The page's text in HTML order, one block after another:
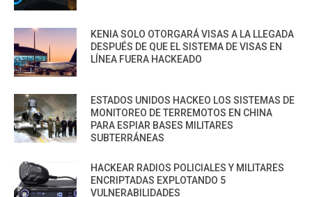
KENIA SOLO OTORGARÁ VISAS A LA LLEGADA
DESPUÉS DE QUE EL SISTEMA DE VISAS EN
LÍNEA FUERA HACKEADO
ESTADOS UNIDOS HACKEO LOS SISTEMAS DE
MONITOREO DE TERREMOTOS EN CHINA
PARA ESPIAR BASES MILITARES
SUBTERRÁNEAS
HACKEAR RADIOS POLICIALES Y MILITARES
ENCRIPTADAS EXPLOTANDO 5
VULNERABILIDADES